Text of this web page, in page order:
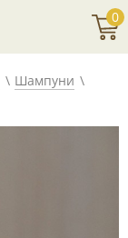
0
Шампуни